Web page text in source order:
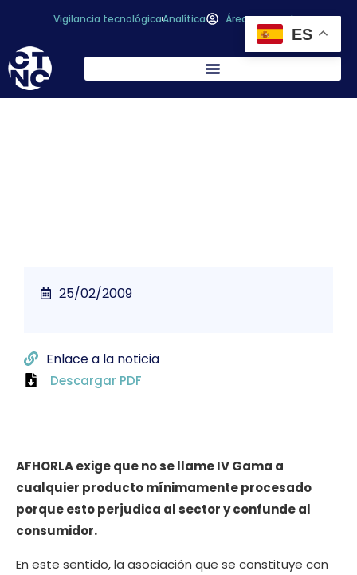
Vigilancia tecnológicaAnalítica Área personal
AFHORLA exige que no se llame IV Gama a
cualquier producto mínimamente procesado
porque esto perjudica al sector y confunde al
consumidor.
En este sentido, la asociación que se constituye con
25/02/2009
Enlace a la noticia
Descargar PDF
ES